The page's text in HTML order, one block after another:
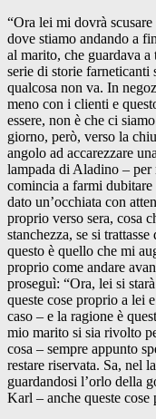
“Ora lei mi dovrà
dove stiamo andando a
al marito, che guardava
serie di storie
qualcosa non va. In
meno con i clienti e
essere, non è che ci
giorno, però, verso la
angolo ad accarezzare
lampada di Aladino – per
comincia a farmi
dato un’occhiata con
proprio verso sera, cosa
stanchezza, se si
questo è quello che mi
proprio come andare
proseguì: “Ora, lei si
queste cose proprio a lei
caso – e la ragione è
mio marito si sia rivolto
cosa – sempre appunto
restare riservata. Sa, nel
guardandosi l’orlo della
Karl – anche queste cose